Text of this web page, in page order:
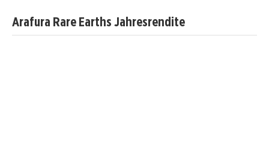
Arafura Rare Earths Jahresrendite